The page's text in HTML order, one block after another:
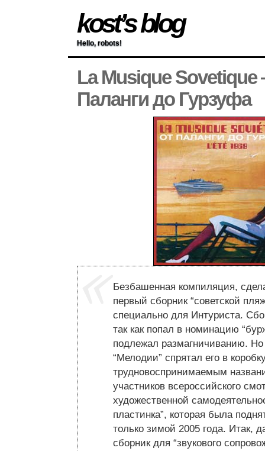
kost’s blog
Hello, robots!
La Musique
Паланги до Гурзуфа
Безбашенная компиляция,
первый сборник “советской
специально для Интуриста.
так как попал в номинацию
подлежал размагничиванию. Но
“Мелодии” спрятал его в
трудновоспринимаемым
участников всероссийского
художественной
пластинка”, которая была
только зимой 2005 года. Итак,
сборник для “звукового